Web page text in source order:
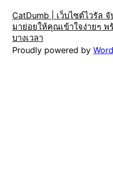
CatDumb | เว็บไซต์ไวรัล
มาย่อยให้คุณเข้าใจง่ายๆ พ
บางเวลา
Proudly powered by